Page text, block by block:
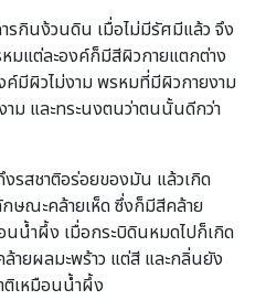
กินง้วนดิน เมื่อไม่มีรัศมีแล้ว จึง
มแต่ละองค์ก็มีสีผิวกายแตกต่าง
มีผิวไม่งาม พรหมที่มีผิวกายงาม
ม และทระนงตนว่าตนนั้นดีกว่า
รสชาติอร่อยของมัน แล้วเกิด
ณะคล้ายเห็ด ซึ่งก็มีสีคล้าย
นน้ำผึ้ง เมื่อกระบิดินหมดไปก็เกิด
ยผลมะพร้าว แต่สี และกลิ่นยัง
ติเหมือนน้ำผึ้ง